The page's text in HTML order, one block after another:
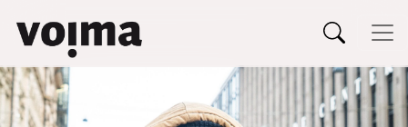
Siirry sisältöön
Päävalikko